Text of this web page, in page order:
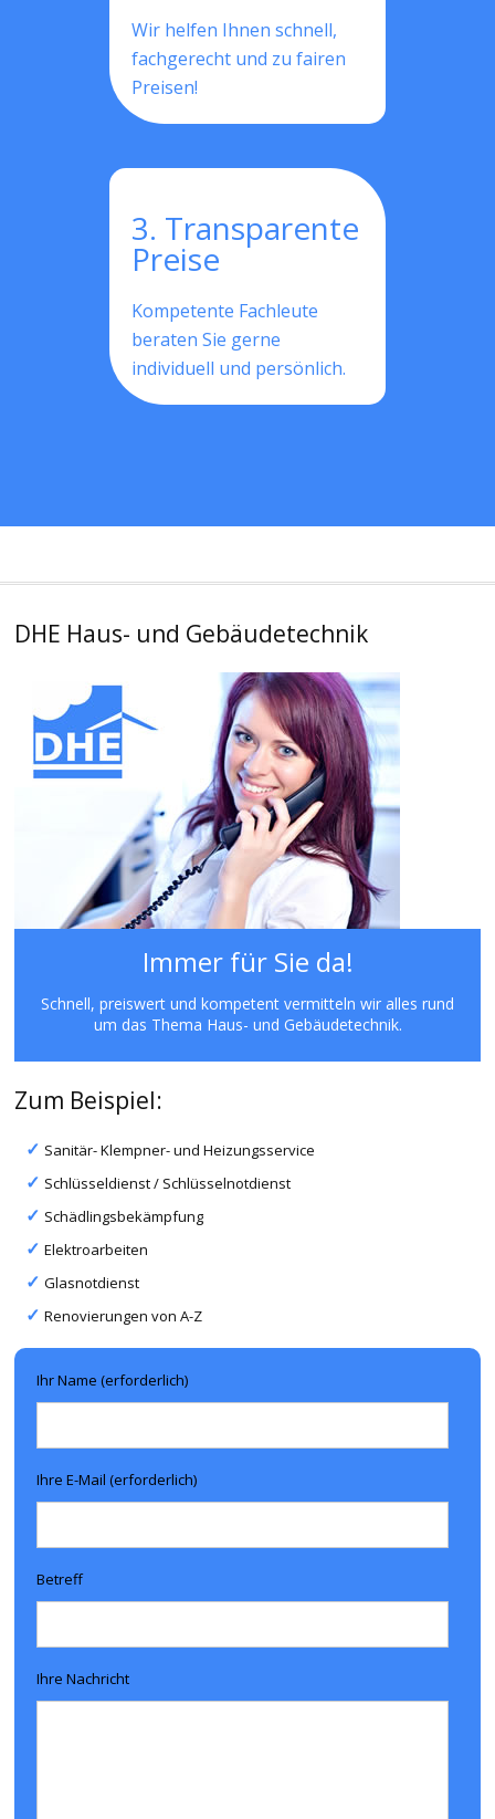
Wir helfen Ihnen schnell,
fachgerecht und zu fairen
Preisen!
3. Transparente
Preise
Kompetente Fachleute
beraten Sie gerne
individuell und persönlich.
DHE Haus- und Gebäudetechnik
Immer für Sie da!
Schnell, preiswert und kompetent vermitteln wir alles rund
um das Thema Haus- und Gebäudetechnik.
Zum Beispiel:
Sanitär- Klempner- und Heizungsservice
Schlüsseldienst / Schlüsselnotdienst
Schädlingsbekämpfung
Elektroarbeiten
Glasnotdienst
Renovierungen von A-Z
Ihr Name (erforderlich)
Ihre E-Mail (erforderlich)
Betreff
Ihre Nachricht